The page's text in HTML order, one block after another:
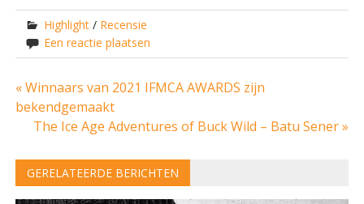
Highlight / Recensie
Een reactie plaatsen
Bericht
navigatie
« Winnaars van 2021 IFMCA AWARDS zijn
bekendgemaakt
The Ice Age Adventures of Buck Wild – Batu Sener »
GERELATEERDE BERICHTEN